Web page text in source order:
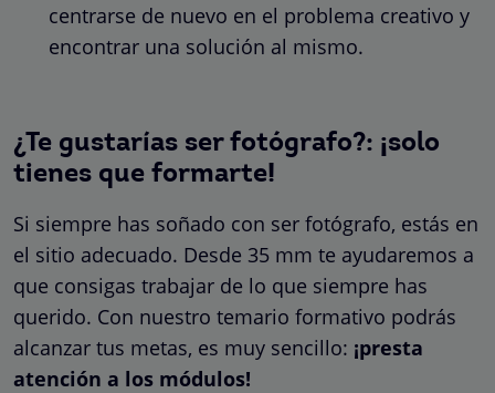
centrarse de nuevo en el problema creativo y
encontrar una solución al mismo.
¿Te gustarías ser fotógrafo?: ¡solo
tienes que formarte!
Si siempre has soñado con ser fotógrafo, estás en
el sitio adecuado. Desde 35 mm te ayudaremos a
que consigas trabajar de lo que siempre has
querido. Con nuestro temario formativo podrás
alcanzar tus metas, es muy sencillo: ¡presta
atención a los módulos!